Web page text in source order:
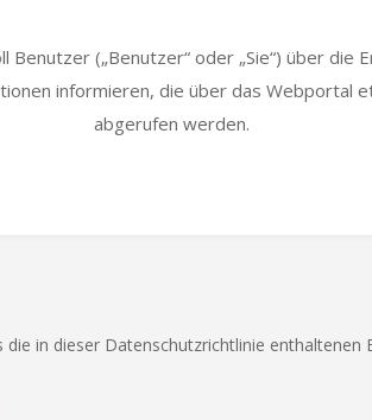
Benutzer („Benutzer“ oder „Sie“) über die
informieren, die über das Webportal
abgerufen werden.
in dieser Datenschutzrichtlinie